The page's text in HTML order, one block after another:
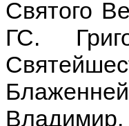
Святого
ГС.